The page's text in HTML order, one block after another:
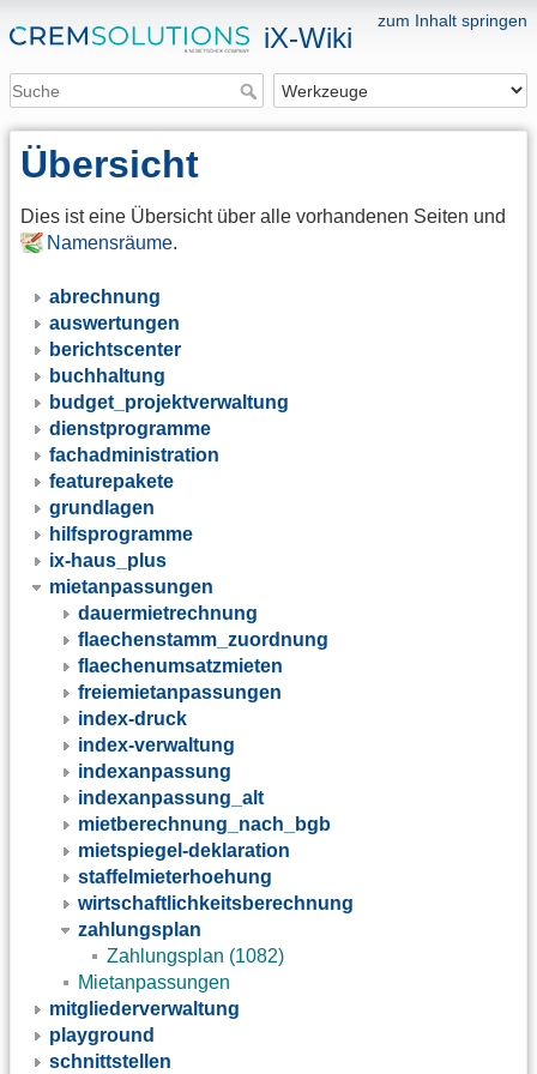
zum Inhalt springen
iX-Wiki
Übersicht
Dies ist eine Übersicht über alle vorhandenen Seiten und
Namensräume.
abrechnung
auswertungen
berichtscenter
buchhaltung
budget_projektverwaltung
dienstprogramme
fachadministration
featurepakete
grundlagen
hilfsprogramme
ix-haus_plus
mietanpassungen
dauermietrechnung
flaechenstamm_zuordnung
flaechenumsatzmieten
freiemietanpassungen
index-druck
index-verwaltung
indexanpassung
indexanpassung_alt
mietberechnung_nach_bgb
mietspiegel-deklaration
staffelmieterhoehung
wirtschaftlichkeitsberechnung
zahlungsplan
Zahlungsplan (1082)
Mietanpassungen
mitgliederverwaltung
playground
schnittstellen